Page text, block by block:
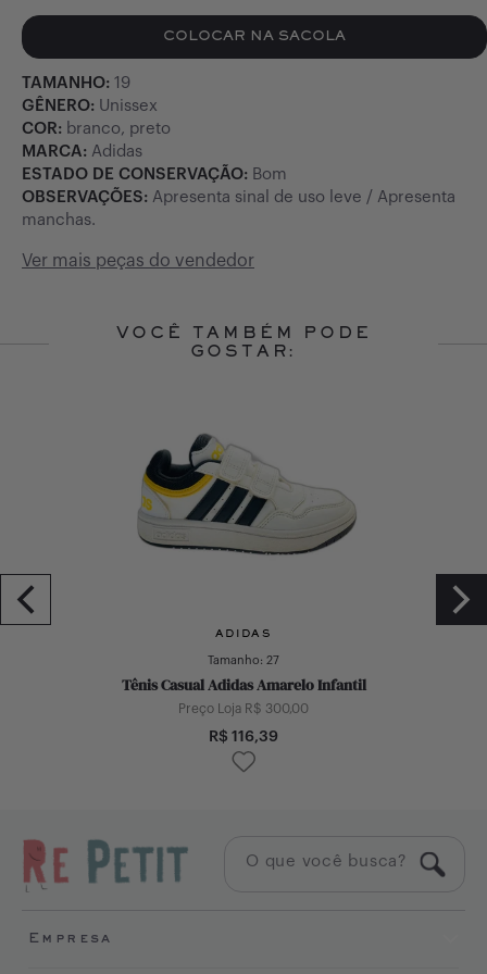
COLOCAR NA SACOLA
TAMANHO: 19
GÊNERO: Unissex
COR: branco, preto
MARCA: Adidas
ESTADO DE CONSERVAÇÃO: Bom
OBSERVAÇÕES: Apresenta sinal de uso leve / Apresenta
manchas.
Ver mais peças do vendedor
VOCÊ TAMBÉM PODE
GOSTAR:
ADIDAS
Tamanho: 27
Tênis Casual Adidas Amarelo Infantil
Preço Loja R$ 300,00
R$ 116,39
Empresa